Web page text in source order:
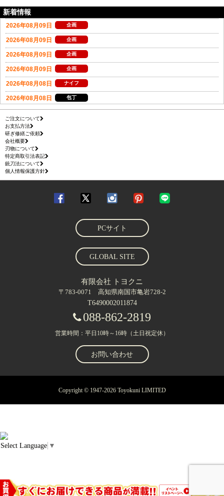
新着情報
ご注文について
お支払方法
研ぎ修繕ご依頼
会社概要
刃物について
特定商取引法表記
銃刀法について
個人情報保護方針
PCサイト
GLOBAL SITE
有限会社 トヨクニ
〒783-0071 高知県南国市亀岩728-2
T6490002011874
088-862-2819
営業時間：平日10時～16時（土日祝定休）
お問い合わせ
Copyright © 1947-2026 Toyokuni LIMITED
Select Language ▼